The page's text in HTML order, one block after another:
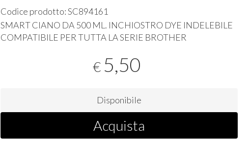
Codice prodotto: SC894161
SMARTCIANO DA 500 ML. INCHIOSTRO DYE INDELEBILE
COMPATIBILE PER TUTTA LASERIE BROTHER
€ 5,50
Disponibile
Acquista